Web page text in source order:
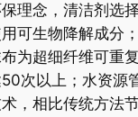
理念，清洁剂选
可生物降解成分
为超细纤维可重
次以上；水资源
，相比传统方法